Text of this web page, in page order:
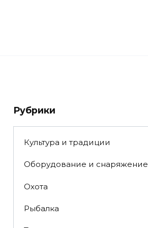
Рубрики
Культура и традиции
Оборудование и снаряжение
Охота
Рыбалка